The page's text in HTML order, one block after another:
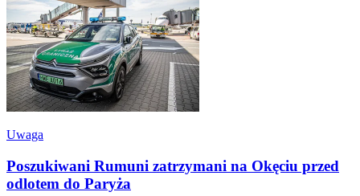
Uwaga
Poszukiwani Rumuni zatrzymani na Okęciu przed
odlotem do Paryża